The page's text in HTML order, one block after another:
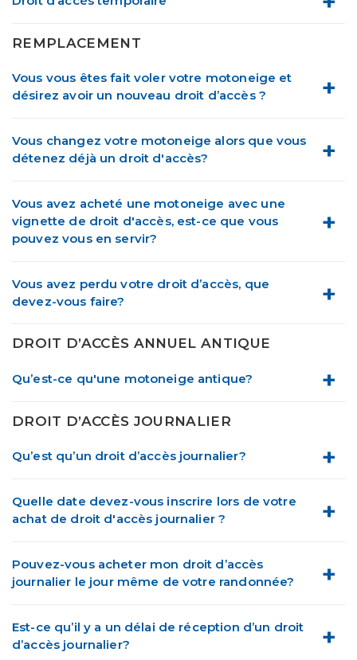
REMPLACEMENT
Vous vous êtes fait voler votre motoneige et
désirez avoir un nouveau droit d’accès ?
Vous changez votre motoneige alors que vous
détenez déjà un droit d'accès?
Vous avez acheté une motoneige avec une
vignette de droit d'accès, est-ce que vous
pouvez vous en servir?
Vous avez perdu votre droit d’accès, que
devez-vous faire?
DROIT D’ACCÈS ANNUEL ANTIQUE
Qu’est-ce qu'une motoneige antique?
DROIT D’ACCÈS JOURNALIER
Qu’est qu’un droit d’accès journalier?
Quelle date devez-vous inscrire lors de votre
achat de droit d'accès journalier ?
Pouvez-vous acheter mon droit d’accès
journalier le jour même de votre randonnée?
Est-ce qu’il y a un délai de réception d’un droit
d’accès journalier?